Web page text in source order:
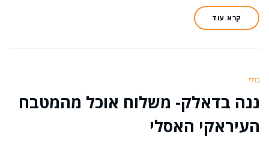
קרא עוד
כללי
ננה בדאלק- משלוח אוכל מהמטבח
העיראקי האסלי